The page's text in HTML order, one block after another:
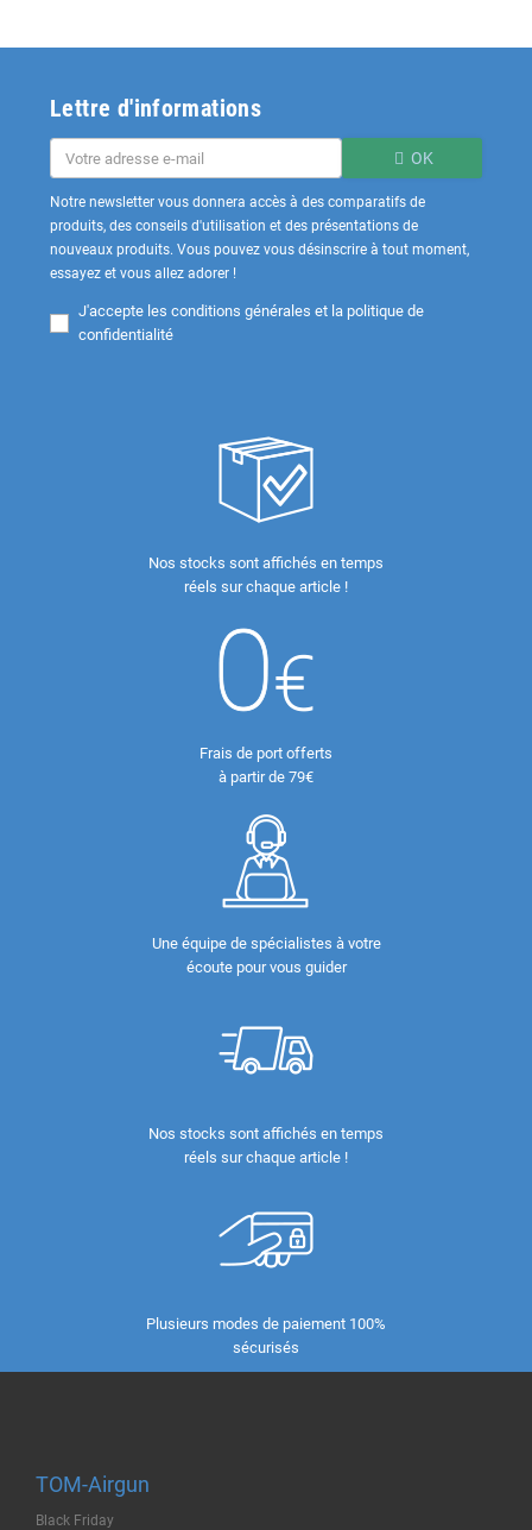
Lettre d'informations
OK
Notre newsletter vous donnera accès à des comparatifs de
produits, des conseils d'utilisation et des présentations de
nouveaux produits. Vous pouvez vous désinscrire à tout moment,
essayez et vous allez adorer !
J'accepte les conditions générales et la politique de
confidentialité
Nos stocks sont affichés en temps
réels sur chaque article !
Frais de port offerts
à partir de 79€
Une équipe de spécialistes à votre
écoute pour vous guider
Nos stocks sont affichés en temps
réels sur chaque article !
Plusieurs modes de paiement 100%
sécurisés
TOM-Airgun
Black Friday